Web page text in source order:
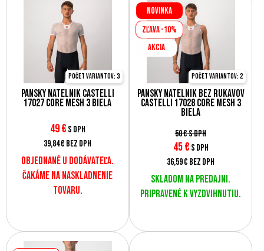
Pánsky nátelník Castelli
17027 CORE MESH 3 biela
Počet variantov: 3
49€ s DPH
39,84 € bez DPH
Objednané u dodávateľa.
Čakáme na naskladnenie
tovaru.
Pánsky nátelník bez rukávov
Castelli 17028 CORE MESH 3
biela
Novinka
Zľava -10%
AKCIA
Počet variantov: 2
50 €s DPH
45€ s DPH
36,59 € bez DPH
Skladom na predajni.
Pripravené k vyzdvihnutiu.